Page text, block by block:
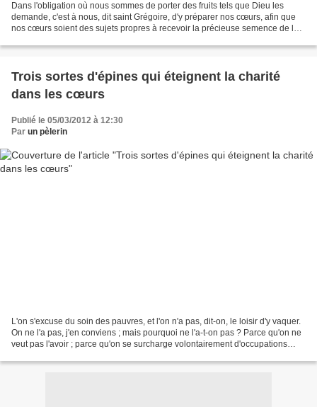
Dans l'obligation où nous sommes de porter des fruits tels que Dieu les
demande, c'est à nous, dit saint Grégoire, d'y préparer nos cœurs, afin que
nos cœurs soient des sujets propres à recevoir la précieuse semence de la
Trois sortes d'épines qui éteignent la charité
dans les cœurs
Publié le 05/03/2012 à 12:30
Par un pèlerin
L'on s'excuse du soin des pauvres, et l'on n'a pas, dit-on, le loisir d'y vaquer.
On ne l'a pas, j'en conviens ; mais pourquoi ne l'a-t-on pas ? Parce qu'on ne
veut pas l'avoir ; parce qu'on se surcharge volontairement d'occupations